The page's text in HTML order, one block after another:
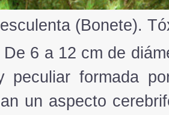
(Bonete).
De 6 a 12 cm de
peculiar formada
un aspecto